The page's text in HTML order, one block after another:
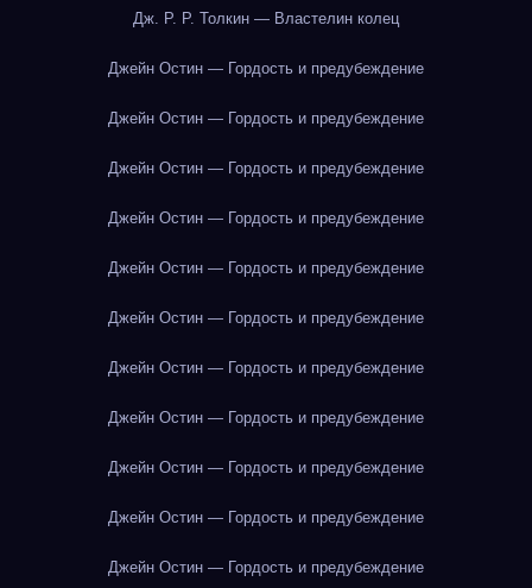
Дж. Р. Р. Толкин — Властелин колец
Джейн Остин — Гордость и предубеждение
Джейн Остин — Гордость и предубеждение
Джейн Остин — Гордость и предубеждение
Джейн Остин — Гордость и предубеждение
Джейн Остин — Гордость и предубеждение
Джейн Остин — Гордость и предубеждение
Джейн Остин — Гордость и предубеждение
Джейн Остин — Гордость и предубеждение
Джейн Остин — Гордость и предубеждение
Джейн Остин — Гордость и предубеждение
Джейн Остин — Гордость и предубеждение